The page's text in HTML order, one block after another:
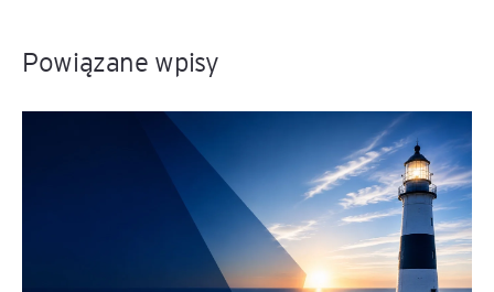
Powiązane wpisy